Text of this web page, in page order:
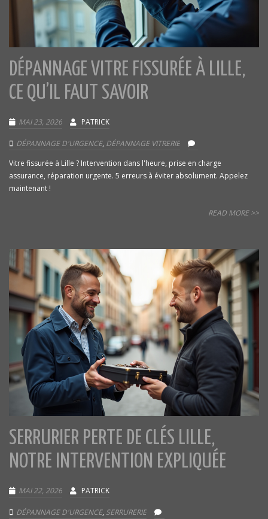
DÉPANNAGE VITRE FISSURÉE À LILLE,
CE QU’IL FAUT SAVOIR
MAI 23, 2026 PATRICK
DÉPANNAGE D'URGENCE, DÉPANNAGE VITRERIE
Vitre fissurée à Lille ? Intervention dans l'heure, prise en charge
assurance, réparation urgente. 5 erreurs à éviter absolument. Appelez
maintenant !
READ MORE >>
SERRURIER PERTE DE CLÉS LILLE,
NOTRE INTERVENTION EXPLIQUÉE
MAI 22, 2026 PATRICK
DÉPANNAGE D'URGENCE, SERRURERIE